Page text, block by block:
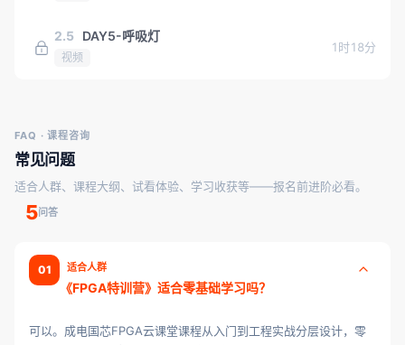
2.5 DAY5-呼吸灯
视频
1时18分
FAQ · 课程咨询
常见问题
适合人群、课程大纲、试看体验、学习收获等——报名前进阶必看。
5问答
01 适合人群
《FPGA特训营》适合零基础学习吗？
可以。成电国芯FPGA云课堂课程从入门到工程实战分层设计，零